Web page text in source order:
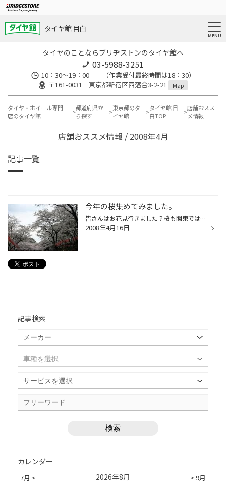
タイヤ館 目白
タイヤのことならブリヂストンのタイヤ館へ
03-5988-3251
10：30～19：00 （作業受付最終時間は18：30）
〒161-0031 東京都新宿区西落合3-2-21
Map
タイヤ・ホイール専門
店のタイヤ館
都道府県か
ら探す
東京都のタ
イヤ館
タイヤ館 目
白TOP
店舗おスス
メ情報
店舗おススメ情報 / 2008年4月
記事一覧
今年の桜集めてみました。
皆さんはお花見行きました？桜も関東では終わりを迎えておりますが、今年の桜を個人的に振り返って見たいと思います。場所は様々で写真撮りましたが、一部ご紹介いたします。上野公園、荒川、地元公園（夜桜）の３ヵ所です。
2008年4月16日
記事検索
カレンダー
7月 < > 9月
2026年8月